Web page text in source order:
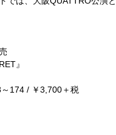
』
174 / ￥3,700＋税